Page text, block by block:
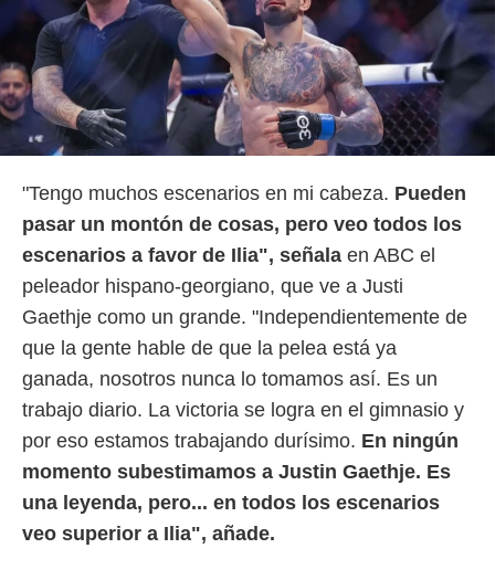
publicidad
1199
"Tengo muchos escenarios en mi cabeza. Pueden
pasar un montón de cosas, pero veo todos los
escenarios a favor de Ilia", señala en ABC el
peleador hispano-georgiano, que ve a Justi
Gaethje como un grande. "Independientemente de
que la gente hable de que la pelea está ya
ganada, nosotros nunca lo tomamos así. Es un
trabajo diario. La victoria se logra en el gimnasio y
por eso estamos trabajando durísimo. En ningún
momento subestimamos a Justin Gaethje. Es
una leyenda, pero... en todos los escenarios
veo superior a Ilia", añade.